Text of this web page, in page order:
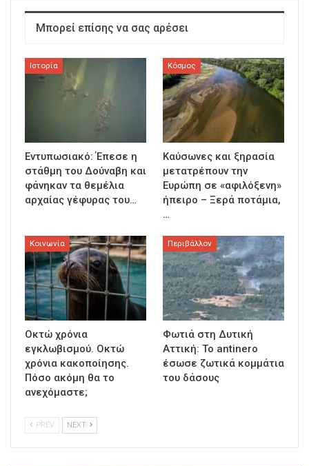
Μπορεί επίσης να σας αρέσει
Ιστορία
Εντυπωσιακό: Έπεσε η
στάθμη του Δούναβη και
φάνηκαν τα θεμέλια
αρχαίας γέφυρας του…
Κόσμος
Καύσωνες και ξηρασία
μετατρέπουν την
Ευρώπη σε «αφιλόξενη»
ήπειρο – Ξερά ποτάμια,
…
Κοινωνία
Οκτώ χρόνια
εγκλωβισμού. Οκτώ
χρόνια κακοποίησης.
Πόσο ακόμη θα το
ανεχόμαστε;
Περιβάλλον
Φωτιά στη Δυτική
Αττική: Το antinero
έσωσε ζωτικά κομμάτια
του δάσους
PREV NEXT